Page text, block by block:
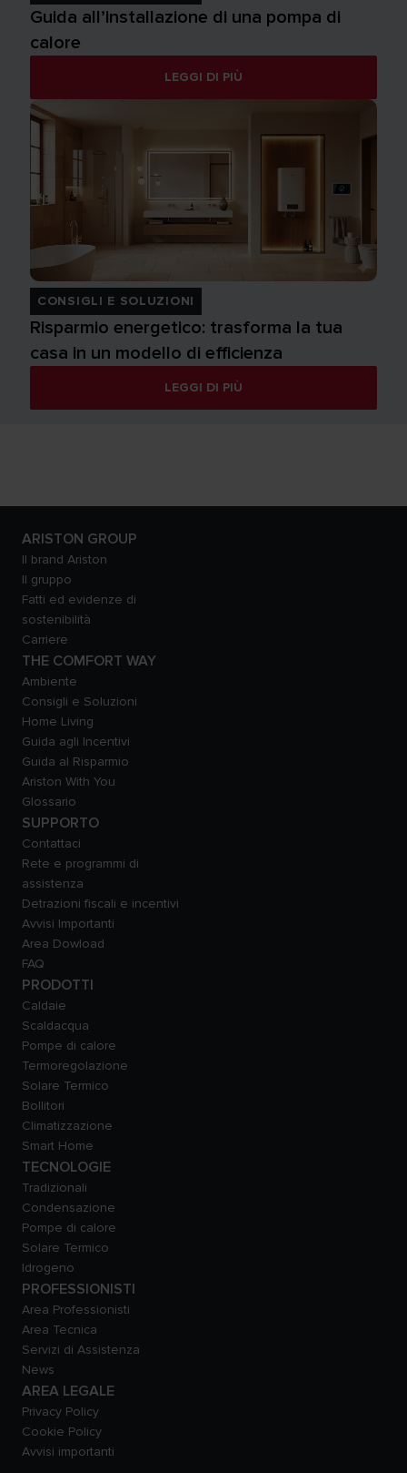
Guida all’installazione di una pompa di
calore
LEGGI DI PIÙ
CONSIGLI E SOLUZIONI
Risparmio energetico: trasforma la tua
casa in un modello di efficienza
LEGGI DI PIÙ
ARISTON GROUP
Il brand Ariston
Il gruppo
Fatti ed evidenze di
sostenibilità
Carriere
THE COMFORT WAY
Ambiente
Consigli e Soluzioni
Home Living
Guida agli Incentivi
Guida al Risparmio
Ariston With You
Glossario
SUPPORTO
Contattaci
Rete e programmi di
assistenza
Detrazioni fiscali e incentivi
Avvisi Importanti
Area Dowload
FAQ
PRODOTTI
Caldaie
Scaldacqua
Pompe di calore
Termoregolazione
Solare Termico
Bollitori
Climatizzazione
Smart Home
TECNOLOGIE
Tradizionali
Condensazione
Pompe di calore
Solare Termico
Idrogeno
PROFESSIONISTI
Area Professionisti
Area Tecnica
Servizi di Assistenza
News
AREA LEGALE
Privacy Policy
Cookie Policy
Avvisi importanti